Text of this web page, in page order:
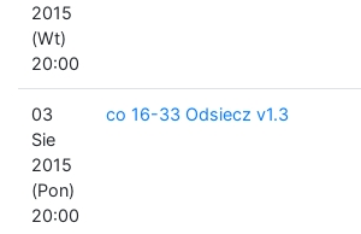
2015
(Wt)
20:00
03
Sie
2015
(Pon)
20:00
co 16-33 Odsiecz v1.3